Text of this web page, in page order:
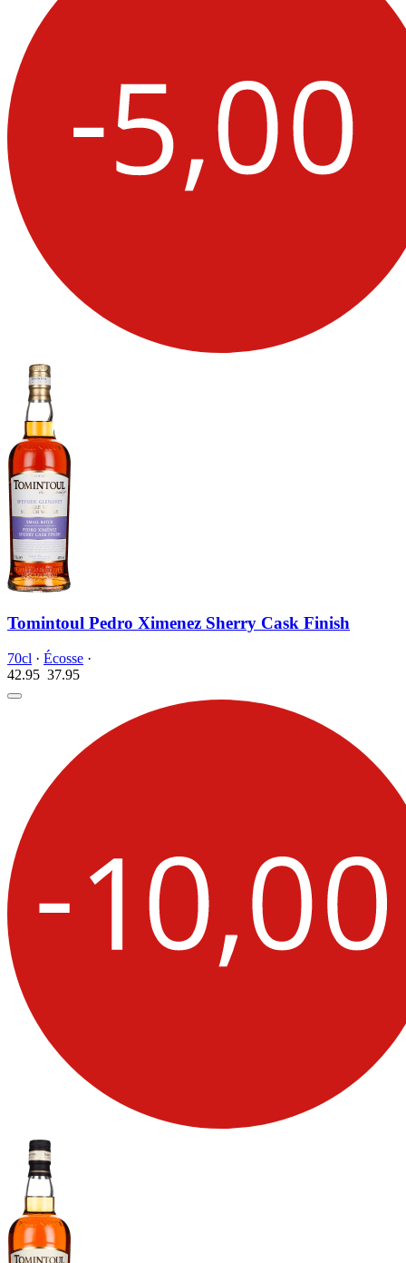
Tomintoul Pedro Ximenez Sherry Cask Finish
70cl · Écosse ·
42.95 37.95